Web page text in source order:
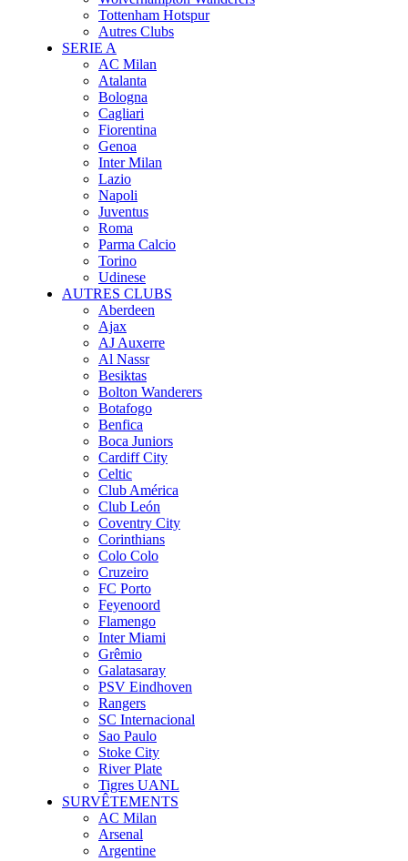
Tottenham Hotspur
Autres Clubs
SERIE A
AC Milan
Atalanta
Bologna
Cagliari
Fiorentina
Genoa
Inter Milan
Lazio
Napoli
Juventus
Roma
Parma Calcio
Torino
Udinese
AUTRES CLUBS
Aberdeen
Ajax
AJ Auxerre
Al Nassr
Besiktas
Bolton Wanderers
Botafogo
Benfica
Boca Juniors
Cardiff City
Celtic
Club América
Club León
Coventry City
Corinthians
Colo Colo
Cruzeiro
FC Porto
Feyenoord
Flamengo
Inter Miami
Grêmio
Galatasaray
PSV Eindhoven
Rangers
SC Internacional
Sao Paulo
Stoke City
River Plate
Tigres UANL
SURVÊTEMENTS
AC Milan
Arsenal
Argentine